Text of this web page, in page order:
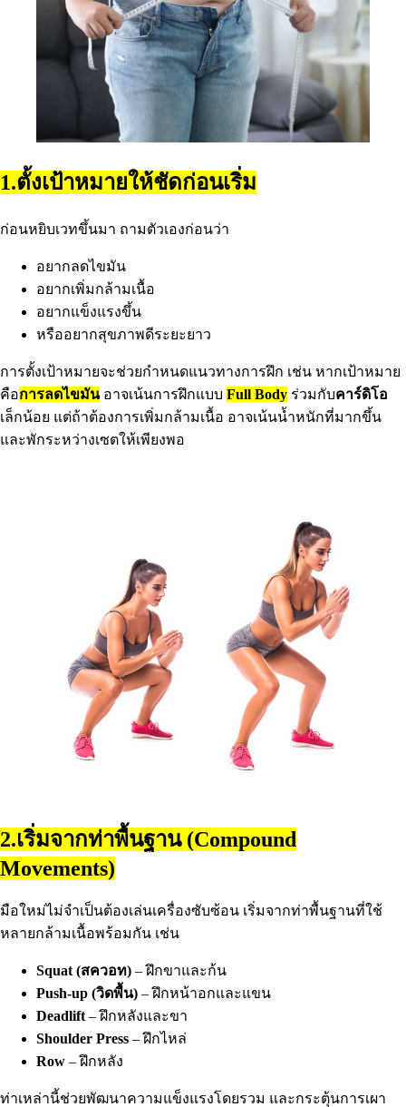
1.ตั้งเป้าหมายให้ชัดก่อนเริ่ม
ก่อนหยิบเวทขึ้นมา ถามตัวเองก่อนว่า
อยากลดไขมัน
อยากเพิ่มกล้ามเนื้อ
อยากแข็งแรงขึ้น
หรืออยากสุขภาพดีระยะยาว
การตั้งเป้าหมายจะช่วยกำหนดแนวทางการฝึก เช่น หากเป้าหมาย
คือการลดไขมันอาจเน้นการฝึกแบบ Full Body ร่วมกับคาร์ดิโอ
เล็กน้อย แต่ถ้าต้องการเพิ่มกล้ามเนื้อ อาจเน้นน้ำหนักที่มากขึ้น
และพักระหว่างเซตให้เพียงพอ
2.เริ่มจากท่าพื้นฐาน (Compound
Movements)
มือใหม่ไม่จำเป็นต้องเล่นเครื่องซับซ้อน เริ่มจากท่าพื้นฐานที่ใช้
หลายกล้ามเนื้อพร้อมกัน เช่น
Squat (สควอท) – ฝึกขาและก้น
Push-up (วิดพื้น) – ฝึกหน้าอกและแขน
Deadlift – ฝึกหลังและขา
Shoulder Press – ฝึกไหล่
Row – ฝึกหลัง
ท่าเหล่านี้ช่วยพัฒนาความแข็งแรงโดยรวม และกระตุ้นการเผา